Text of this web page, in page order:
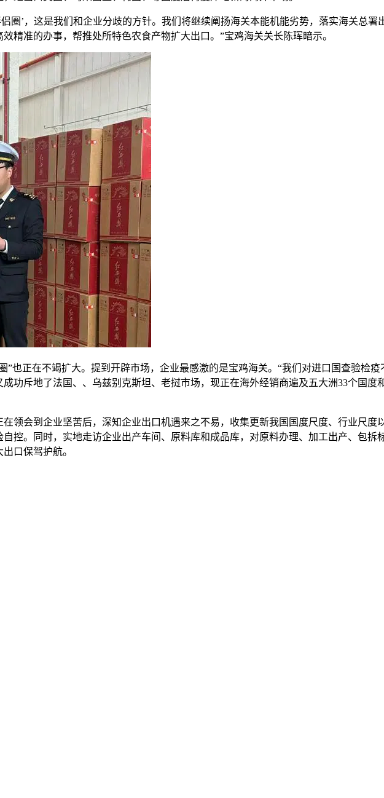
’，这是我们和企业分歧的方针。我们将继续阐扬海关本能机能劣势，落实海关总署
精准的办事，帮推处所特色农食产物扩大出口。”宝鸡海关关长陈珲暗示。
正在不竭扩大。提到开辟市场，企业最感激的是宝鸡海关。“我们对进口国查验检疫
功斥地了法国、、乌兹别克斯坦、老挝市场，现正在海外经销商遍及五大洲33个国度
会到企业坚苦后，深知企业出口机遇来之不易，收集更新我国国度尺度、行业尺度
控。同时，实地走访企业出产车间、原料库和成品库，对原料办理、加工出产、包拆
口保驾护航。